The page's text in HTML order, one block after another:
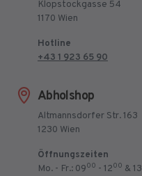
Klopstockgasse 54
1170 Wien
Hotline
+43 1 923 65 90
Abholshop
Altmannsdorfer Str. 163
1230 Wien
Öffnungszeiten
Mo. - Fr.: 0900 - 1200 & 13